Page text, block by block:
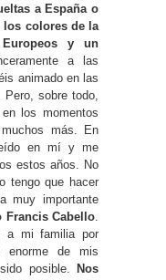
a España o
los colores de la
y un
a las
animado en las
sobre todo,
los momentos
más. En
en mí y me
estos años. No
tengo que hacer
muy importante
Francis Cabello
a mi familia por
enorme de mis
posible.
Nos